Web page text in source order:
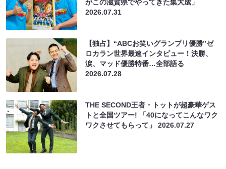
がこの滋賀県でやってきた集大成」
2026.07.31
【独占】“ABCお笑いグランプリ優勝”ゼ
ロカラン世界最速インタビュー！決勝、
涙、マッド優勝特番…全部語る
2026.07.28
THE SECOND王者・トットが超豪華ゲス
トと全国ツアー! 「40になってこんなワク
ワクさせてもらって」2026.07.27